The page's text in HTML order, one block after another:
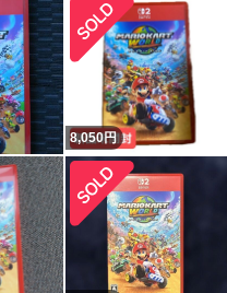
8,050円